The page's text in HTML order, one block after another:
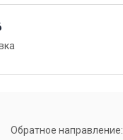
Обратное направление: